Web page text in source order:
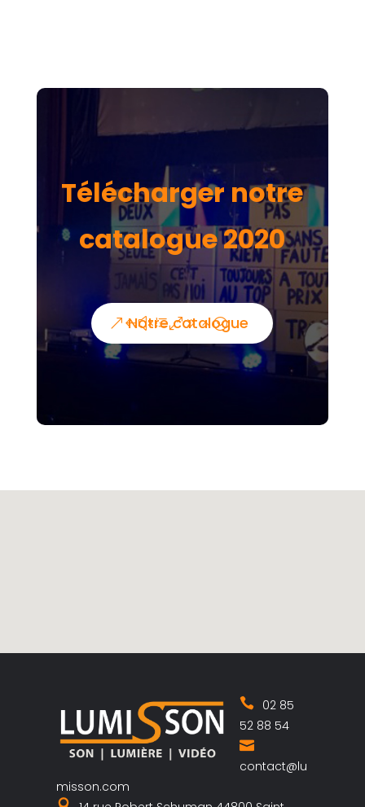
Télécharger notre
catalogue 2020
Notre catalogue
02 85
52 88 54
contact@lu
misson.com